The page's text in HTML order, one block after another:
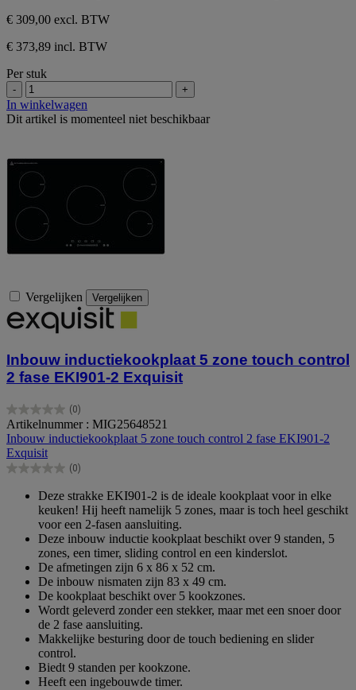
€ 309,00 excl. BTW
€ 373,89 incl. BTW
Per stuk
- +
In winkelwagen
Dit artikel is momenteel niet beschikbaar
Vergelijken Vergelijken
Inbouw inductiekookplaat 5 zone touch control
2 fase EKI901-2 Exquisit
(0)
0.0
van
de
5
sterren.
Artikelnummer : MIG25648521
Inbouw inductiekookplaat 5 zone touch control 2 fase EKI901-2
Exquisit
(0)
0.0
sterren.
Deze strakke EKI901-2 is de ideale kookplaat voor in elke
keuken! Hij heeft namelijk 5 zones, maar is toch heel geschikt
voor een 2-fasen aansluiting.
Deze inbouw inductie kookplaat beschikt over 9 standen, 5
zones, een timer, sliding control en een kinderslot.
De afmetingen zijn 6 x 86 x 52 cm.
De inbouw nismaten zijn 83 x 49 cm.
De kookplaat beschikt over 5 kookzones.
Wordt geleverd zonder een stekker, maar met een snoer door
de 2 fase aansluiting.
Makkelijke besturing door de touch bediening en slider
control.
Biedt 9 standen per kookzone.
Heeft een ingebouwde timer.